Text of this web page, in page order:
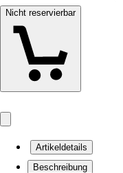
Nicht reservierbar
Artikeldetails
Beschreibung